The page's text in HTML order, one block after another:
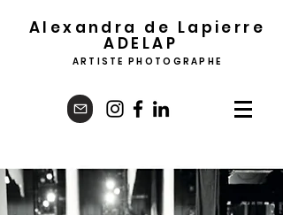
Alexandra de Lapierre
ADELA P
ARTISTE PHOTOGRAPHE